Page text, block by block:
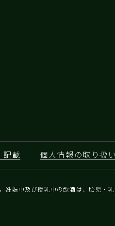
記載 個人情報の取り扱
娠中及び授乳中の飲酒は、胎児・